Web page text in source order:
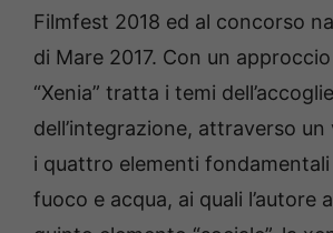
Filmfest 2018 ed al concorso
di Mare 2017. Con un
“Xenia” tratta i temi
dell’integrazione, attraverso
i quattro elementi
fuoco e acqua, ai quali l’autore